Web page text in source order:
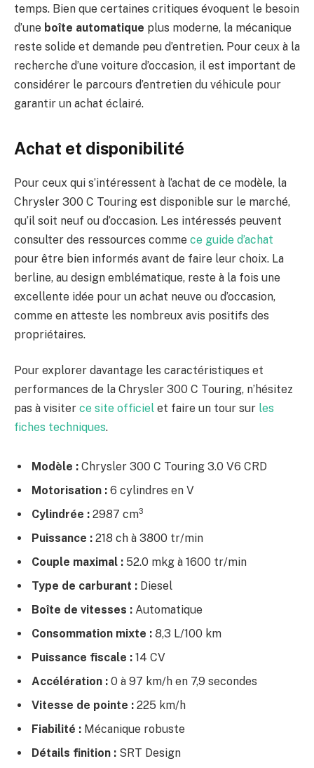
temps. Bien que certaines critiques évoquent le besoin
d’une boîte automatique plus moderne, la mécanique
reste solide et demande peu d’entretien. Pour ceux à la
recherche d’une voiture d’occasion, il est important de
considérer le parcours d’entretien du véhicule pour
garantir un achat éclairé.
Achat et disponibilité
Pour ceux qui s’intéressent à l’achat de ce modèle, la
Chrysler 300 C Touring est disponible sur le marché,
qu’il soit neuf ou d’occasion. Les intéressés peuvent
consulter des ressources comme ce guide d’achat
pour être bien informés avant de faire leur choix. La
berline, au design emblématique, reste à la fois une
excellente idée pour un achat neuve ou d’occasion,
comme en atteste les nombreux avis positifs des
propriétaires.
Pour explorer davantage les caractéristiques et
performances de la Chrysler 300 C Touring, n’hésitez
pas à visiter ce site officiel et faire un tour sur les
fiches techniques.
Modèle : Chrysler 300 C Touring 3.0 V6 CRD
Motorisation : 6 cylindres en V
Cylindrée : 2987 cm3
Puissance : 218 ch à 3800 tr/min
Couple maximal : 52.0 mkg à 1600 tr/min
Type de carburant : Diesel
Boîte de vitesses : Automatique
Consommation mixte : 8,3 L/100 km
Puissance fiscale : 14 CV
Accélération : 0 à 97 km/h en 7,9 secondes
Vitesse de pointe : 225 km/h
Fiabilité : Mécanique robuste
Détails finition : SRT Design